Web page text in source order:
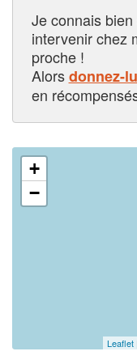
Je connais
intervenir chez
proche !
Alorsdonnez-
en
+
−
Leaflet